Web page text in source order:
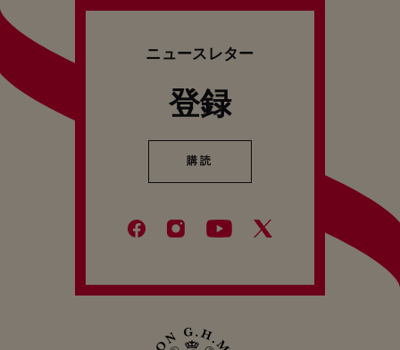
ウ畑の管理からボトル詰め、ブレンド技術、熟成に至
しいものに挑戦し続ける、メゾン マムのアプローチを
その目でお確かめください。
見学ツアーの後は、メゾン マムのキュヴェのテイステ
ィング。約200年のメゾンの歴史を築いてきたエクセ
共有、発見そして喜びに満ちたセラー見学ツアーをぜ
ひ一度ご体験ください。
ニュースレター
登録
購読
購読